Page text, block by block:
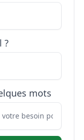
?
mots